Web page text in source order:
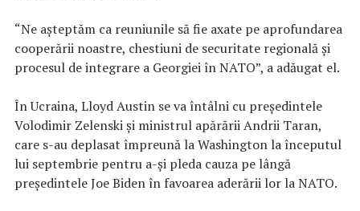
“Ne aşteptăm ca reuniunile să fie axate pe aprofundarea
cooperării noastre, chestiuni de securitate regională şi
procesul de integrare a Georgiei în NATO”, a adăugat el.
În Ucraina, Lloyd Austin se va întâlni cu preşedintele
Volodimir Zelenski şi ministrul apărării Andrii Taran,
care s-au deplasat împreună la Washington la începutul
lui septembrie pentru a-şi pleda cauza pe lângă
preşedintele Joe Biden în favoarea aderării lor la NATO.